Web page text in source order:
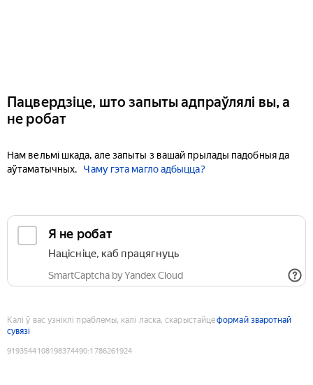
Пацвердзіце, што запыты адпраўлялі вы, а
не робат
Нам вельмі шкада, але запыты з вашай прылады падобныя да
аўтаматычных.
Чаму гэта магло адбыцца?
Я не робат
Націсніце, каб працягнуць
SmartCaptcha by Yandex Cloud
Калі ў вас узніклі праблемы, калі ласка, скарыстайцеформай зваротнай
сувязі
9193544108198374490:1786261924